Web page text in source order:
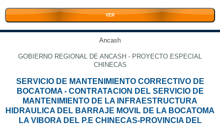
VER
Ancash
GOBIERNO REGIONAL DE ANCASH - PROYECTO ESPECIAL
CHINECAS
SERVICIO DE MANTENIMIENTO CORRECTIVO DE
BOCATOMA - CONTRATACION DEL SERVICIO DE
MANTENIMIENTO DE LA INFRAESTRUCTURA
HIDRAULICA DEL BARRAJE MOVIL DE LA BOCATOMA
LA VIBORA DEL P.E CHINECAS-PROVINCIA DEL